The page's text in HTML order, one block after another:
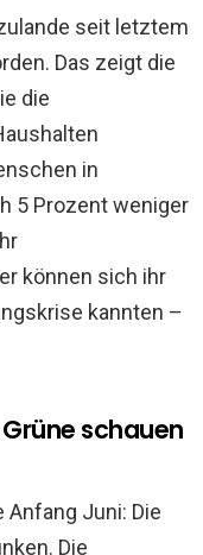
seit letztem
Das zeigt die
die
in
5 Prozent weniger
können sich ihr
kannten –
schauen
Anfang Juni: Die
Die